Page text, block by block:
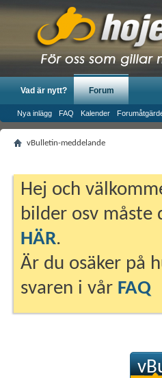
Vad är nytt? Forum
Nya inlägg FAQ Kalender
vBulletin-meddelande
Hej och
bilder osv måste
HÄR.
Är du osäker på
svaren i vår FAQ